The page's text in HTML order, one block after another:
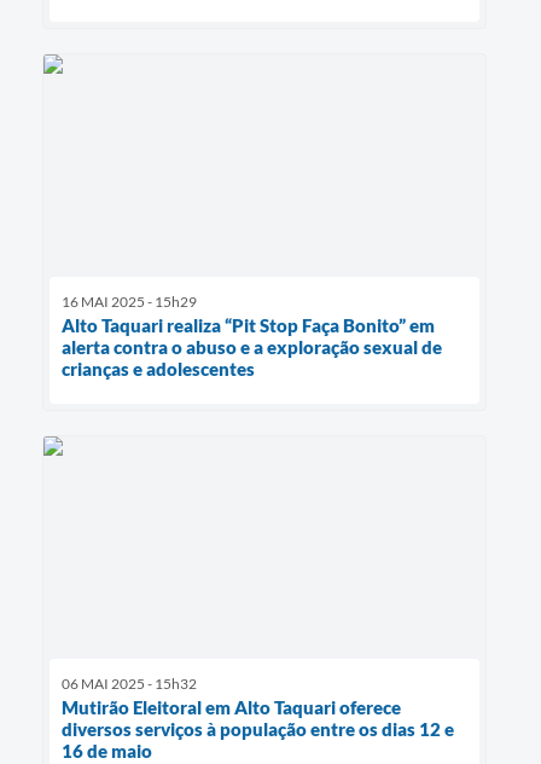
16 MAI 2025 - 15h29
Alto Taquari realiza “Pit Stop Faça Bonito” em
alerta contra o abuso e a exploração sexual de
crianças e adolescentes
06 MAI 2025 - 15h32
Mutirão Eleitoral em Alto Taquari oferece
diversos serviços à população entre os dias 12 e
16 de maio